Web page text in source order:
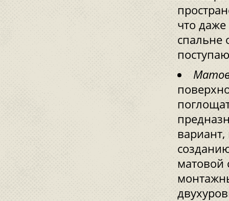
что
спальне
вариант,
матовой